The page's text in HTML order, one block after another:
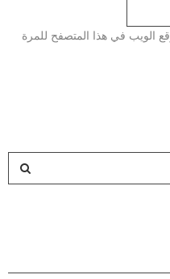
الويب في هذا المتصفح للمرة